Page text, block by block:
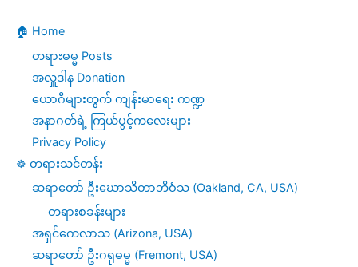
🏠 Home
တရားဓမ္မ Posts
အလှူဒါန Donation
ယောဂီများတွက် ကျန်းမာရေး ကဏ္ဍ
အနာဂတ်ရဲ့ ကြယ်ပွင့်ကလေးများ
Privacy Policy
☸️ တရားသင်တန်း
ဆရာတော် ဦးဃောသိတာဘိဝံသ (Oakland, CA, USA)
တရားစခန်းများ
အရှင်ကေလာသ (Arizona, USA)
ဆရာတော် ဦးဂရုဓမ္မ (Fremont, USA)